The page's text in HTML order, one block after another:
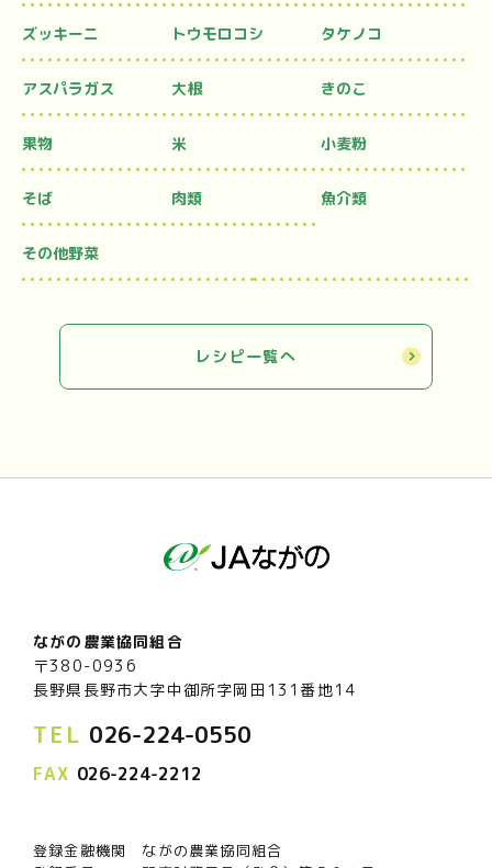
ズッキーニ トウモロコシ タケノコ
アスパラガス 大根 きのこ
果物 米 小麦粉
そば 肉類 魚介類
その他野菜
レシピ一覧へ
ながの農業協同組合
〒380-0936
長野県長野市大字中御所字岡田131番地14
TEL 026-224-0550
FAX 026-224-2212
登録金融機関 ながの農業協同組合